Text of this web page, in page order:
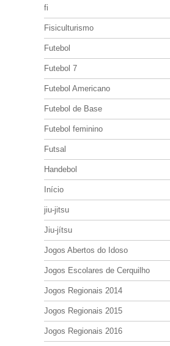
fi
Fisiculturismo
Futebol
Futebol 7
Futebol Americano
Futebol de Base
Futebol feminino
Futsal
Handebol
Início
jiu-jitsu
Jiu-jítsu
Jogos Abertos do Idoso
Jogos Escolares de Cerquilho
Jogos Regionais 2014
Jogos Regionais 2015
Jogos Regionais 2016